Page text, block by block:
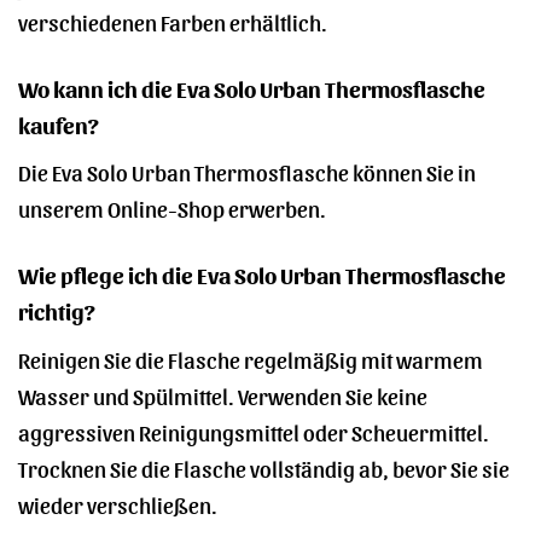
verschiedenen Farben erhältlich.
Wo kann ich die Eva Solo Urban Thermosflasche
kaufen?
Die Eva Solo Urban Thermosflasche können Sie in
unserem Online-Shop erwerben.
Wie pflege ich die Eva Solo Urban Thermosflasche
richtig?
Reinigen Sie die Flasche regelmäßig mit warmem
Wasser und Spülmittel. Verwenden Sie keine
aggressiven Reinigungsmittel oder Scheuermittel.
Trocknen Sie die Flasche vollständig ab, bevor Sie sie
wieder verschließen.